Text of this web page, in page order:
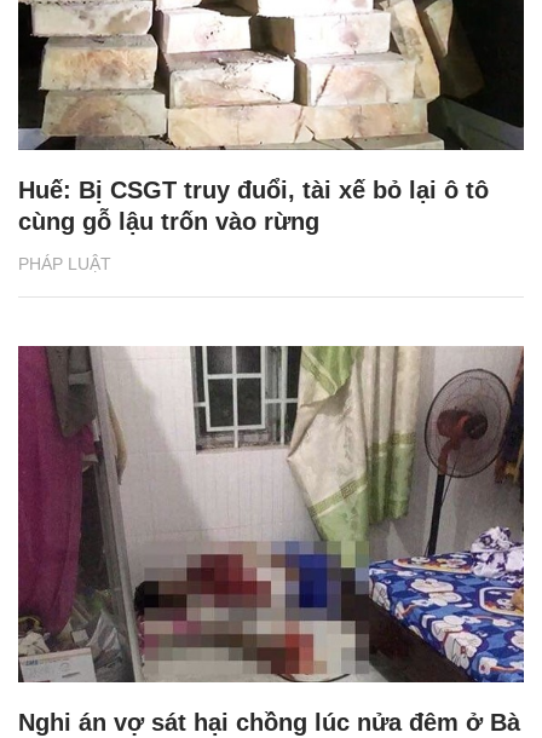
PHÁP LUẬT
Huế: Bị CSGT truy đuổi, tài xế bỏ lại ô tô
cùng gỗ lậu trốn vào rừng
Nghi án vợ sát hại chồng lúc nửa đêm ở Bà